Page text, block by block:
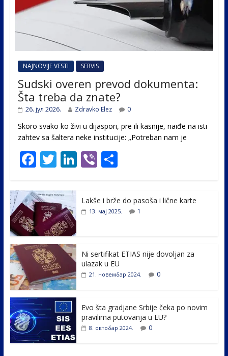
NAJNOVIJE VESTI SERVIS
Sudski overen prevod dokumenta:
Šta treba da znate?
26. јул 2026. Zdravko Elez 0
Skoro svako ko živi u dijaspori, pre ili kasnije, naiđe na isti
zahtev sa šaltera neke institucije: „Potreban nam je
F
e
b
o
o
k
T
itt
er
Li
e
Vi
er
S
ar
e
Lakše i brže do pasoša i lične karte
13. мај 2025. 1
Ni sertifikat ETIAS nije dovoljan za
ulazak u EU
21. новембар 2024. 0
Evo šta gradjane Srbije čeka po novim
pravilima putovanja u EU?
8. октобар 2024. 0